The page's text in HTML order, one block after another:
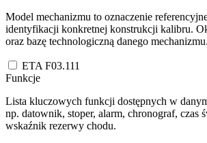
Model mechanizmu to oznaczenie
identyfikacji konkretnej konstrukcji kalibru.
oraz bazę technologiczną danego mechanizmu.
ETA F03.111
Funkcje
Lista kluczowych funkcji dostępnych w
np. datownik, stoper, alarm, chronograf, czas
wskaźnik rezerwy chodu.